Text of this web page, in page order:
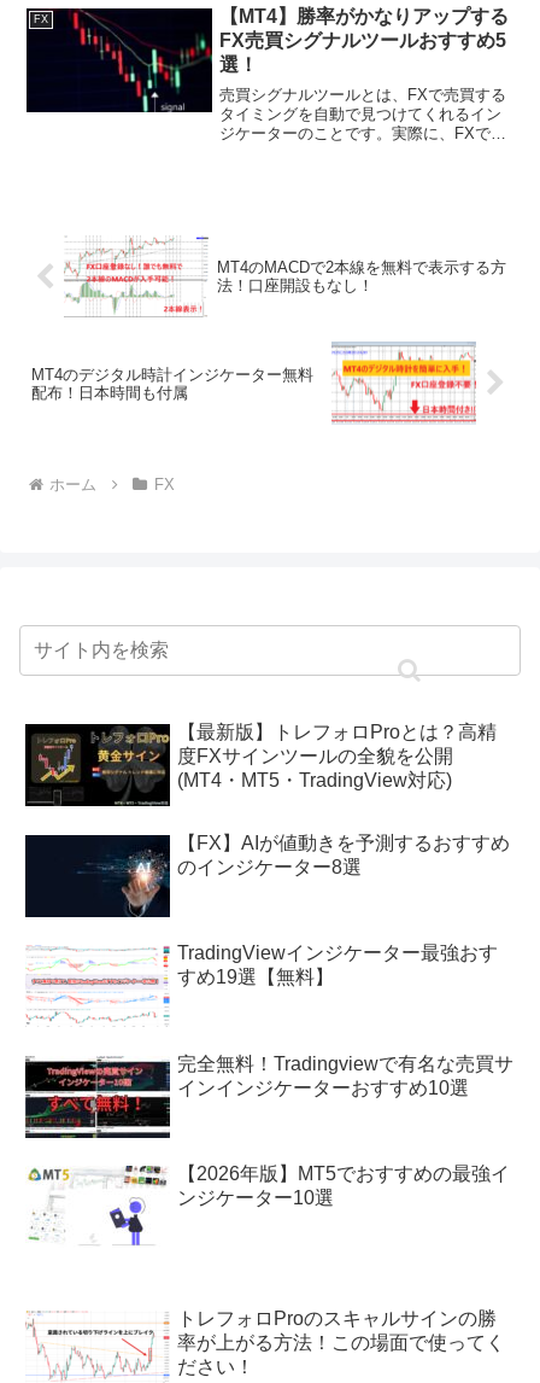
は、使用方法がわからないという方もい
るの...
FX
【MT4】勝率がかなりアップする
FX売買シグナルツールおすすめ5
選！
売買シグナルツールとは、FXで売買する
タイミングを自動で見つけてくれるイン
ジケーターのことです。実際に、FXで稼
MT4のMACDで2本線を無料で表示する方
法！口座開設もなし！
MT4のデジタル時計インジケーター無料
配布！日本時間も付属
ホーム FX
【最新版】トレフォロProとは？高精
度FXサインツールの全貌を公開
(MT4・MT5・TradingView対応)
【FX】AIが値動きを予測するおすすめ
のインジケーター8選
TradingViewインジケーター最強おす
すめ19選【無料】
完全無料！Tradingviewで有名な売買サ
インインジケーターおすすめ10選
【2026年版】MT5でおすすめの最強イ
ンジケーター10選
トレフォロProのスキャルサインの勝
率が上がる方法！この場面で使ってく
ださい！